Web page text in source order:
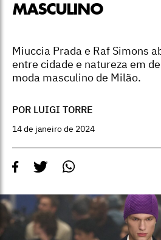
MASCULINO
Miuccia Prada e Raf Simons
entre cidade e natureza em
moda masculino de Milão.
POR LUIGI TORRE
14 de janeiro de 2024